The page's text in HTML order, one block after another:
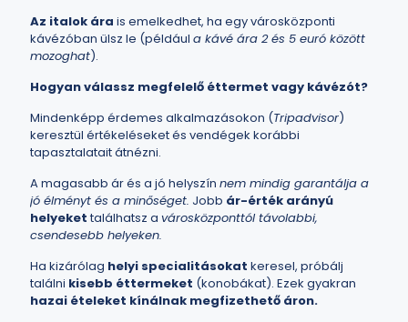
Az italok ára is emelkedhet, ha egy városközponti
kávézóban ülsz le (például a kávé ára 2 és 5 euró között
mozoghat).
Hogyan válassz megfelelő éttermet vagy kávézót?
Mindenképp érdemes alkalmazásokon (Tripadvisor)
keresztül értékeléseket és vendégek korábbi
tapasztalatait átnézni.
A magasabb ár és a jó helyszín nem mindig garantálja a
jó élményt és a minőséget. Jobb ár-érték arányú
helyekettalálhatsz a városközponttól távolabbi,
csendesebb helyeken.
Ha kizárólag helyi specialitásokat keresel, próbálj
találni kisebb éttermeket (konobákat). Ezek gyakran
hazai ételeket kínálnak megfizethető áron.